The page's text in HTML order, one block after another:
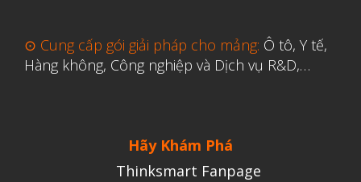
⊙ Cung cấp gói giải pháp cho mảng: Ô tô, Y tế,
Hàng không, Công nghiệp và Dịch vụ R&D,…
Hãy Khám Phá
Thinksmart Fanpage